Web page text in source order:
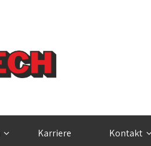
Karriere Kontakt